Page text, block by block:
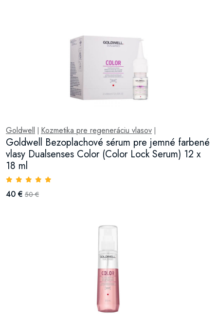
Goldwell Kozmetika pre regeneráciu vlasov
Goldwell Bezoplachové sérum pre jemné farbené
vlasy Dualsenses Color (Color Lock Serum) 12 x
18 ml
40 € 50 €